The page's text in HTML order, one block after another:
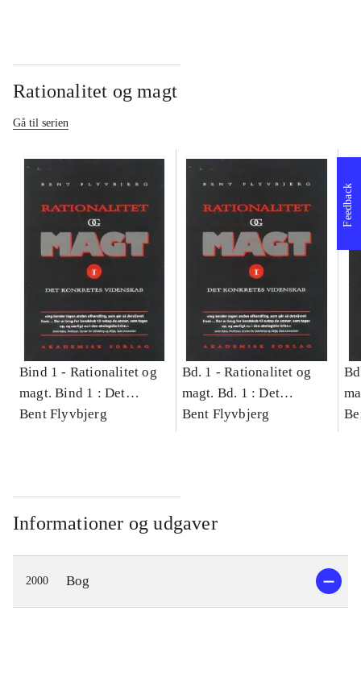
Rationalitet og magt
Gå til serien
Bind 1 - Rationalitet og
magt. Bind 1 : Det
konkretes videnskab
Bent Flyvbjerg
Bd. 1 -Rationalitet og
magt. Bd. 1 : Det
konkretes videnskab
Bent Flyvbjerg
Informationer og udgaver
2000 Bog
Feedback